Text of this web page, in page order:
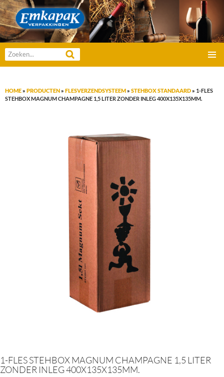
Emkapak Verpakkingen B.V.
Zoeken
naar:
GA
INHOUD
HOME» PRODUCTEN» FLESVERZENDSYSTEEM» STEHBOX STANDAARD» 1-FLES
STEHBOX MAGNUM CHAMPAGNE 1,5 LITER ZONDER INLEG 400X135X135MM.
1-FLES STEHBOX MAGNUM CHAMPAGNE 1,5 LITER
ZONDER INLEG 400X135X135MM.